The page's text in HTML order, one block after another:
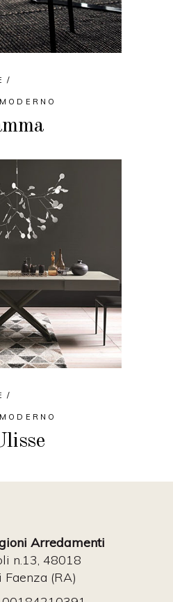
Arredamenti
n.13, 48018
Faenza (RA)